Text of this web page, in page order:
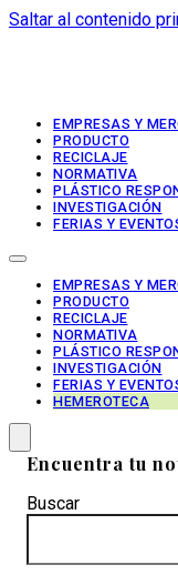
Saltar al contenido
EMPRESAS Y
PRODUCTO
RECICLAJE
NORMATIVA
PLÁSTICO
INVESTIGACIÓN
FERIAS Y
EMPRESAS Y
PRODUCTO
RECICLAJE
NORMATIVA
PLÁSTICO
INVESTIGACIÓN
FERIAS Y
HEMEROTECA
Encuentra tu
Buscar